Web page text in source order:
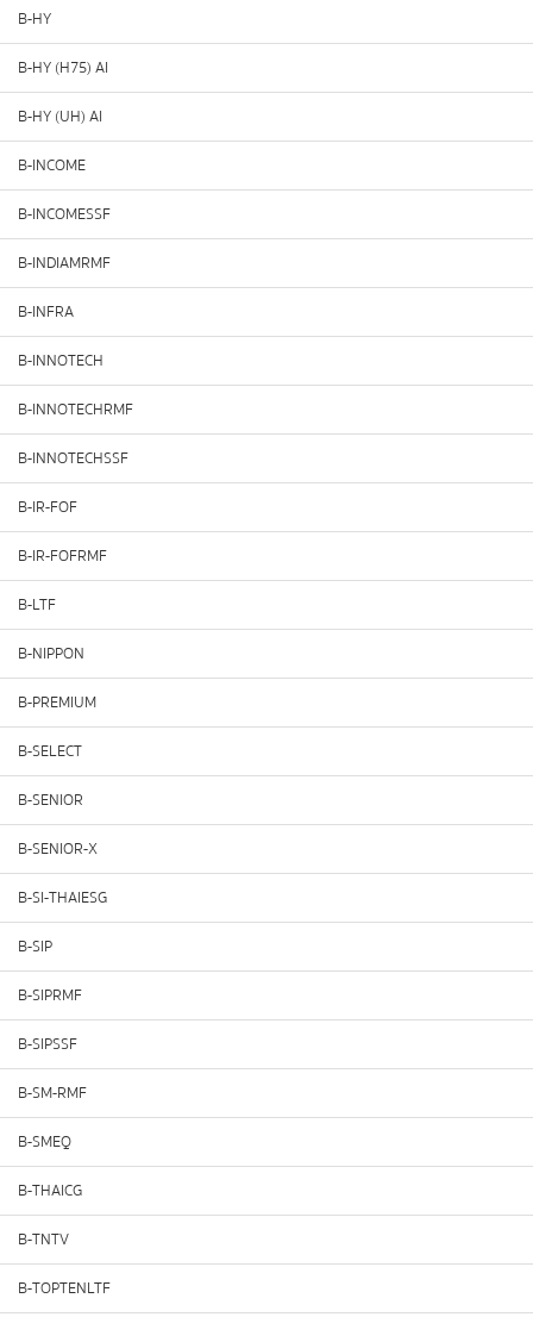
B-HY
B-HY (H75) AI
B-HY (UH) AI
B-INCOME
B-INCOMESSF
B-INDIAMRMF
B-INFRA
B-INNOTECH
B-INNOTECHRMF
B-INNOTECHSSF
B-IR-FOF
B-IR-FOFRMF
B-LTF
B-NIPPON
B-PREMIUM
B-SELECT
B-SENIOR
B-SENIOR-X
B-SI-THAIESG
B-SIP
B-SIPRMF
B-SIPSSF
B-SM-RMF
B-SMEQ
B-THAICG
B-TNTV
B-TOPTENLTF